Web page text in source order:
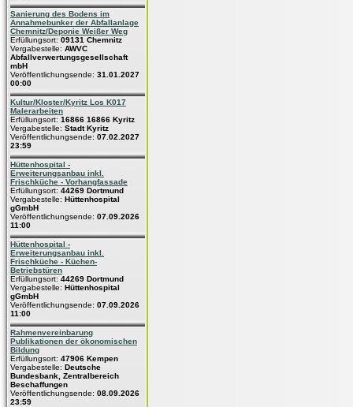
Sanierung des Bodens im
Annahmebunker der Abfallanlage
Chemnitz/Deponie Weißer Weg
Erfüllungsort: 09131 Chemnitz
Vergabestelle: AWVC
Abfallverwertungsgesellschaft
mbH
Veröffentlichungsende: 31.01.2027
00:00
Kultur/Kloster/Kyritz Los K017
Malerarbeiten
Erfüllungsort: 16866 16866 Kyritz
Vergabestelle: Stadt Kyritz
Veröffentlichungsende: 07.02.2027
23:59
Hüttenhospital -
Erweiterungsanbau inkl.
Frischküche - Vorhangfassade
Erfüllungsort: 44269 Dortmund
Vergabestelle: Hüttenhospital
gGmbH
Veröffentlichungsende: 07.09.2026
11:00
Hüttenhospital -
Erweiterungsanbau inkl.
Frischküche - Küchen-
Betriebstüren
Erfüllungsort: 44269 Dortmund
Vergabestelle: Hüttenhospital
gGmbH
Veröffentlichungsende: 07.09.2026
11:00
Rahmenvereinbarung
Publikationen der ökonomischen
Bildung
Erfüllungsort: 47906 Kempen
Vergabestelle: Deutsche
Bundesbank, Zentralbereich
Beschaffungen
Veröffentlichungsende: 08.09.2026
23:59